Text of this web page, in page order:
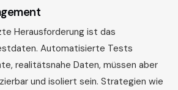
Herausforderung ist das
Automatisierte Tests
realitätsnahe Daten, müssen aber
und isoliert sein. Strategien wie